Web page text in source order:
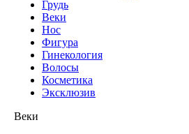
Грудь
Веки
Нос
Фигура
Гинекология
Волосы
Косметика
Эксклюзив
Веки